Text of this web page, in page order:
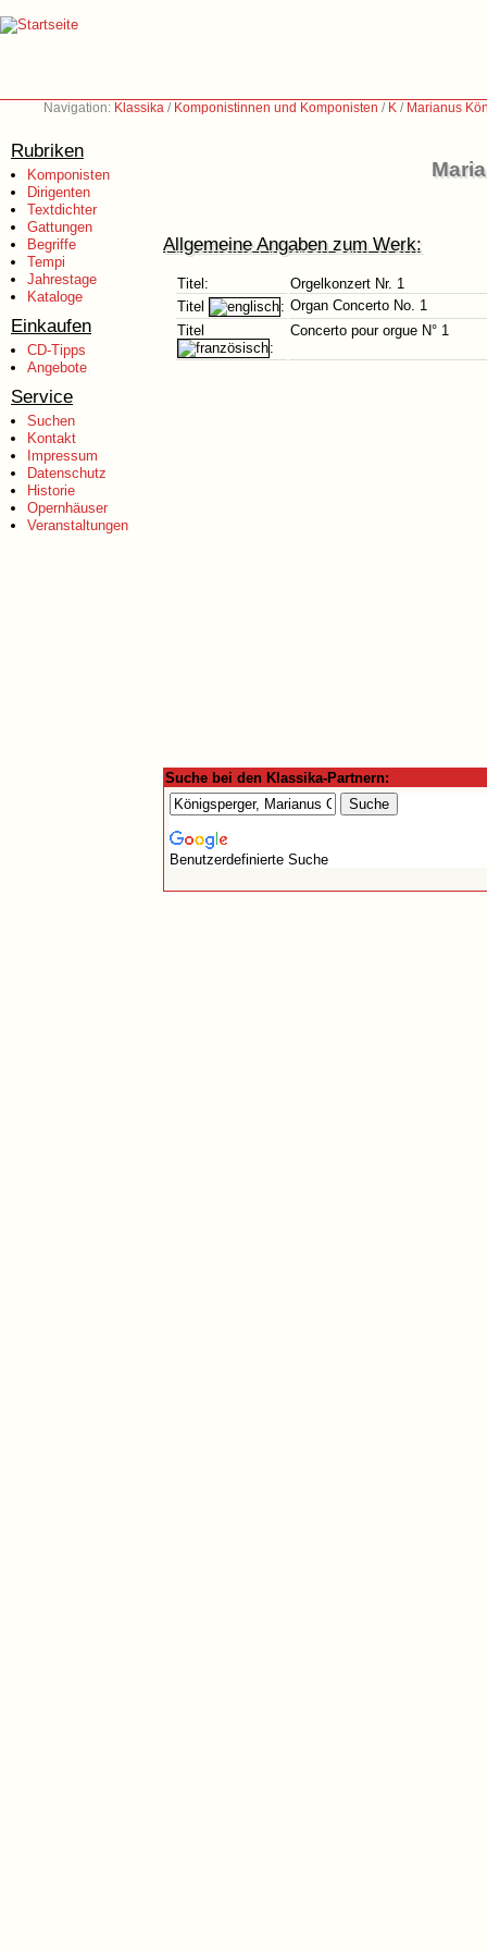
Navigation: Klassika / Komponistinnen und Komponisten / K / Marianus
Rubriken
Komponisten
Dirigenten
Textdichter
Gattungen
Begriffe
Tempi
Jahrestage
Kataloge
Einkaufen
CD-Tipps
Angebote
Service
Suchen
Kontakt
Impressum
Datenschutz
Historie
Opernhäuser
Veranstaltungen
Allgemeine Angaben zum Werk:
Titel:
Orgelkonzert Nr. 1
Titel
: Organ Concerto No. 1
Titel
:
Concerto pour orgue N° 1
Suche bei den Klassika-Partnern:
Benutzerdefinierte Suche